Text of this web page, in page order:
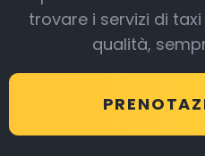
trovare i servizi di
qualità,